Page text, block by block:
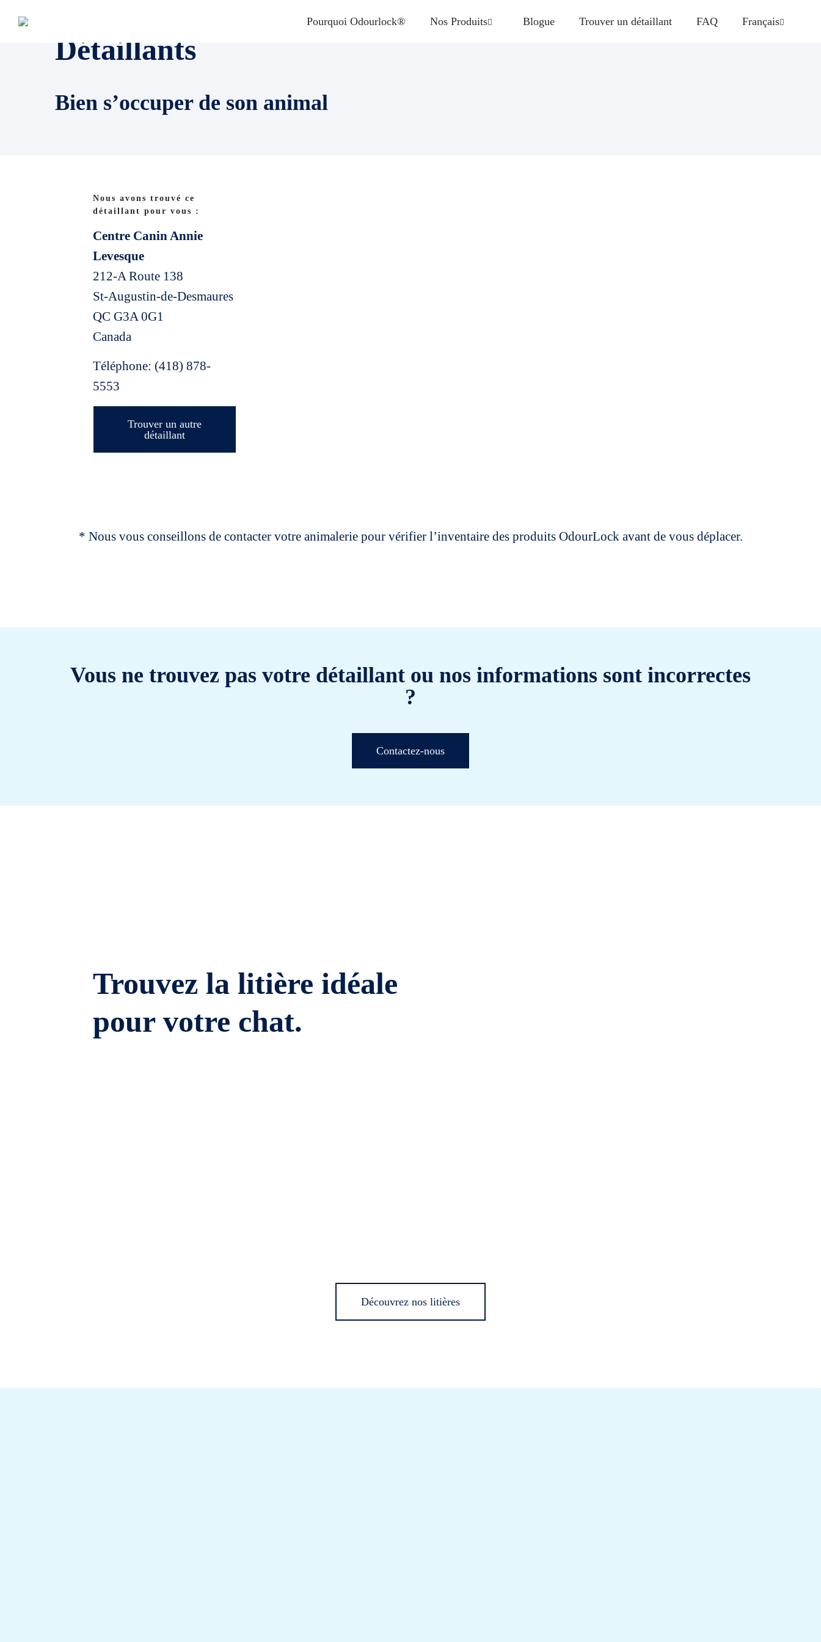
Pourquoi Odourlock® Nos Produits Blogue Trouver un détaillant FAQ Français
Détaillants
Bien s’occuper de son animal
Nous avons trouvé ce
détaillant pour vous :
Centre Canin Annie
Levesque
212-A Route 138
St-Augustin-de-Desmaures
QC G3A 0G1
Canada
Téléphone: (418) 878-
5553
Trouver un autre
détaillant
* Nous vous conseillons de contacter votre animalerie pour vérifier l’inventaire des produits OdourLock avant de vous déplacer.
Vous ne trouvez pas votre détaillant ou nos informations sont incorrectes
?
Contactez-nous
Trouvez la litière idéale
pour votre chat.
Découvrez nos litières